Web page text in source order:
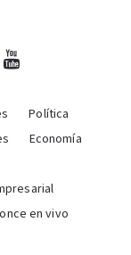
Política
Economía
en vivo